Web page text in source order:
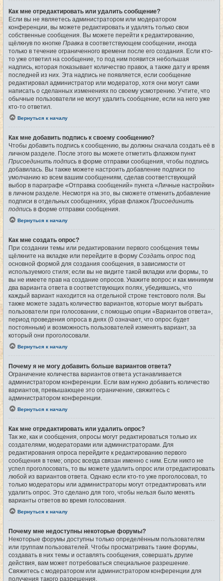
Как мне отредактировать или удалить сообщение?
Если вы не являетесь администратором или модератором
конференции, вы можете редактировать и удалять только свои
собственные сообщения. Вы можете перейти к редактированию,
щёлкнув по кнопке Правка в соответствующем сообщении, иногда
только в течение ограниченного времени после его создания. Если кто-
то уже ответил на сообщение, то под ним появится небольшая
надпись, которая показывает количество правок, а также дату и время
последней из них. Эта надпись не появляется, если сообщение
редактировал администратор или модератор, хотя они могут сами
написать о сделанных изменениях по своему усмотрению. Учтите, что
обычные пользователи не могут удалить сообщение, если на него уже
кто-то ответил.
Вернуться к началу
Как мне добавить подпись к своему сообщению?
Чтобы добавить подпись к сообщению, вы должны сначала создать её в
личном разделе. После этого вы можете отметить флажком пункт
Присоединить подпись в форме отправки сообщения, чтобы подпись
добавилась. Вы также можете настроить добавление подписи по
умолчанию ко всем вашим сообщениям, сделав соответствующий
выбор в параграфе «Отправка сообщений» пункта «Личные настройки»
в личном разделе. Несмотря на это, вы сможете отменить добавление
подписи в отдельных сообщениях, убрав флажок Присоединить
подпись в форме отправки сообщения.
Вернуться к началу
Как мне создать опрос?
При создании темы или редактировании первого сообщения темы
щёлкните на вкладке или перейдите в форму Создать опрос под
основной формой для создания сообщения, в зависимости от
используемого стиля; если вы не видите такой вкладки или формы, то
вы не имеете прав на создание опросов. Укажите вопрос и как минимум
два варианта ответа в соответствующих полях, убедившись, что
каждый вариант находится на отдельной строке текстового поля. Вы
также можете задать количество вариантов, которые могут выбрать
пользователи при голосовании, с помощью опции «Вариантов ответа»,
период проведения опроса в днях (0 означает, что опрос будет
постоянным) и возможность пользователей изменять вариант, за
который они проголосовали.
Вернуться к началу
Почему я не могу добавить больше вариантов ответа?
Ограничение количества вариантов ответа устанавливается
администратором конференции. Если вам нужно добавить количество
вариантов, превышающее это ограничение, свяжитесь с
администратором конференции.
Вернуться к началу
Как мне отредактировать или удалить опрос?
Так же, как и сообщения, опросы могут редактироваться только их
создателями, модераторами или администраторами. Для
редактирования опроса перейдите к редактированию первого
сообщения в теме; опрос всегда связан именно с ним. Если никто не
успел проголосовать, то вы можете удалить опрос или отредактировать
любой из вариантов ответа. Однако если кто-то уже проголосовал, то
только модераторы или администраторы могут отредактировать или
удалить опрос. Это сделано для того, чтобы нельзя было менять
варианты ответов во время голосования.
Вернуться к началу
Почему мне недоступны некоторые форумы?
Некоторые форумы доступны только определённым пользователям
или группам пользователей. Чтобы просматривать такие форумы,
создавать в них темы и оставлять сообщения, совершать другие
действия, вам может потребоваться специальное разрешение.
Свяжитесь с модератором или администратором конференции для
получения такого разрешения.